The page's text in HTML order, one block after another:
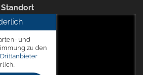
und
zu den